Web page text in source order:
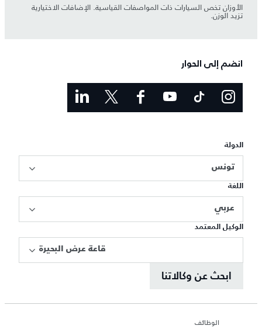
الأوزان تخص السيارات ذات المواصفات القياسية. الإضافات الاختيارية
تزيد الوزن.
انضم إلى الحوار
الدولة
تونس
اللغة
عربي
الوكيل المعتمد
قاعة عرض البحيرة
ابحث عن وكالاتنا
الوظائف